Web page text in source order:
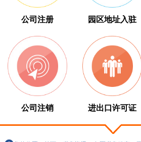
公司注册 园区地址入驻
公司注销 进出口许可证